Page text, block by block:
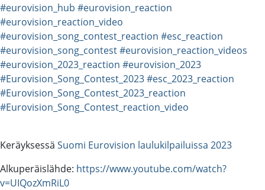
#eurovision_hub #eurovision_reaction
#eurovision_reaction_video
#eurovision_song_contest_reaction #esc_reaction
#eurovision_song_contest#eurovision_reaction_videos
#eurovision_2023_reaction #eurovision_2023
#Eurovision_Song_Contest_2023#esc_2023_reaction
#Eurovision_Song_Contest_2023_reaction
#Eurovision_Song_Contest_reaction_video
Keräyksessä Suomi Eurovision laulukilpailuissa 2023
Alkuperäislähde: https://www.youtube.com/watch?
v=UIQozXmRiL0